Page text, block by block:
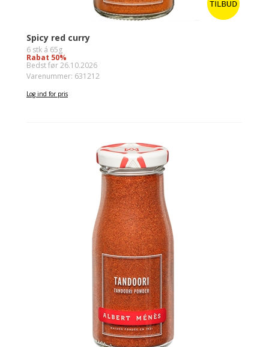
Spicy red curry
6 stk á 65g
Rabat 50%
Bedst før 26.10.2026
Varenummer: 631212
Log ind for pris